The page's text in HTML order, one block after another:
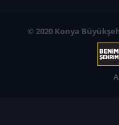
© 2020 Konya